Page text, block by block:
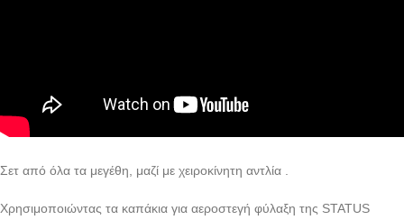
Σετ από όλα τα μεγέθη, μαζί με χειροκίνητη αντλία .
Χρησιμοποιώντας τα καπάκια για αεροστεγή φύλαξη της STATUS